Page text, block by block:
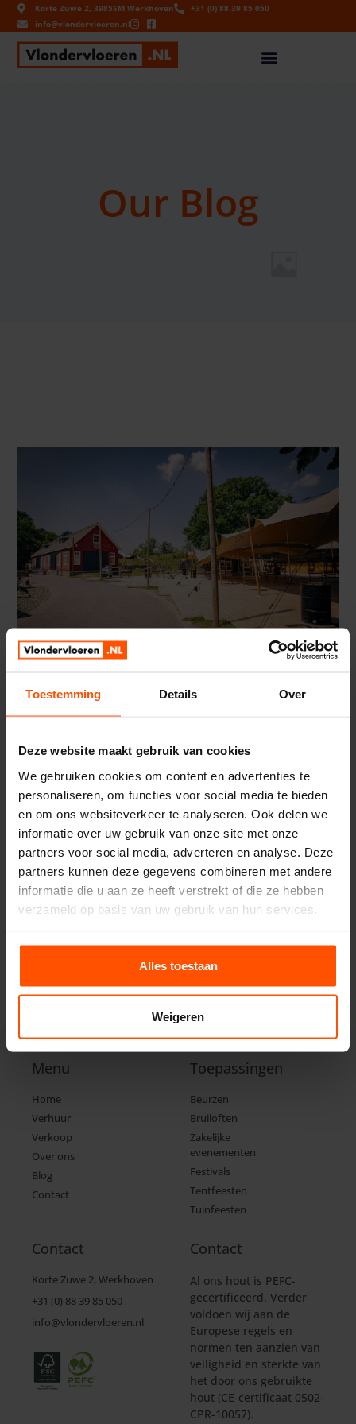
Toestemming Details Over
Deze website maakt gebruik van cookies
We gebruiken cookies om content en advertenties te
personaliseren, om functies voor social media te bieden
en om ons websiteverkeer te analyseren. Ook delen we
informatie over uw gebruik van onze site met onze
partners voor social media, adverteren en analyse. Deze
partners kunnen deze gegevens combineren met andere
informatie die u aan ze heeft verstrekt of die ze hebben
verzameld op basis van uw gebruik van hun services.
Alles toestaan
Weigeren
Korte Zuwe 2, 3985SM Werkhoven
+31 (0) 88 39 85 050
info@vlondervloeren.nl
Our Blog
Hoe Werkt Het Huren Van Vlondervloeren
Sta je op het punt een evenement, beurs of verjaardag te geven
en wil je een praktische en stijlvolle vloeroplossing?
Menu
Home
Verhuur
Verkoop
Over ons
Blog
Contact
Toepassingen
Beurzen
Bruiloften
Zakelijke
evenementen
Festivals
Tentfeesten
Tuinfeesten
Contact
Korte Zuwe 2, Werkhoven
+31 (0) 88 39 85 050
info@vlondervloeren.nl
Contact
Al ons hout is PEFC-
gecertificeerd. Verder
voldoen wij aan de
Europese regels en
normen ten aanzien van
veiligheid en sterkte van
het door ons gebruikte
hout (CE-certificaat 0502-
CPR-10057).